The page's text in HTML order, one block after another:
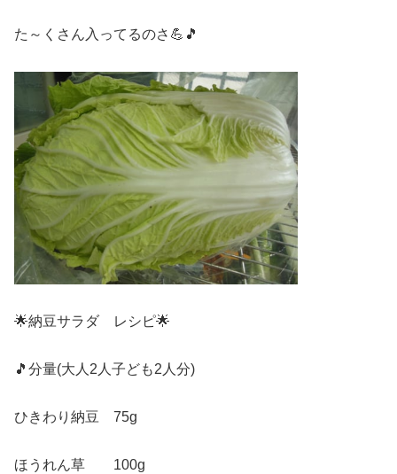
た～くさん入ってるのさ💪🎵
🌟納豆サラダ レシピ🌟
🎵分量(大人2人子ども2人分)
ひきわり納豆 75g
ほうれん草 100g